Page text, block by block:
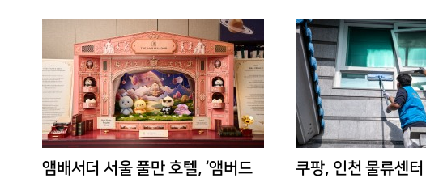
앰배서더 서울 풀만 호텔, ‘앰버드
쿠팡, 인천 물류센